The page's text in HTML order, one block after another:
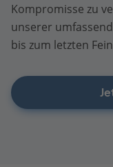
Kompromisse zu
unserer
bis zum letzten